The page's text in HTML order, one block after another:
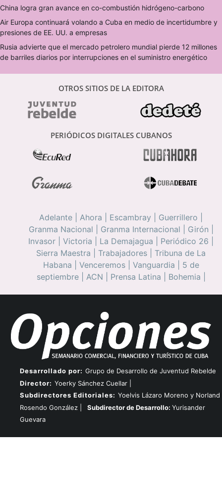
China logra gran avance en co-combustión hidrógeno-carbono
Air Europa continuará volando a Cuba en medio de incertidumbre y
presiones de EE. UU. a empresas
Rusia advierte que el mercado petrolero mundial pierde 12 millones
de barriles diarios por interrupciones en el suministro energético
OTROS SITIOS DE LA EDITORA
PERIÓDICOS DIGITALES CUBANOS
Adelante Ahora Escambray Guerrillero
Granma Nacional
Granma Internacional Girón
Invasor
Victoria La Demajagua Periódico 26
Sierra Maestra
Trabajadores
Tribuna de La
Habana
Venceremos| Vanguardia
5 de
septiembre| ACN Prensa Latina Bohemia
Desarrollado por: Grupo de Desarrollo de Juventud Rebelde
Director: Yoerky Sánchez Cuellar |
Subdirectores Editoriales: Yoelvis Lázaro Moreno y Norland
Rosendo González |
Subdirector de Desarrollo: Yurisander
Guevara